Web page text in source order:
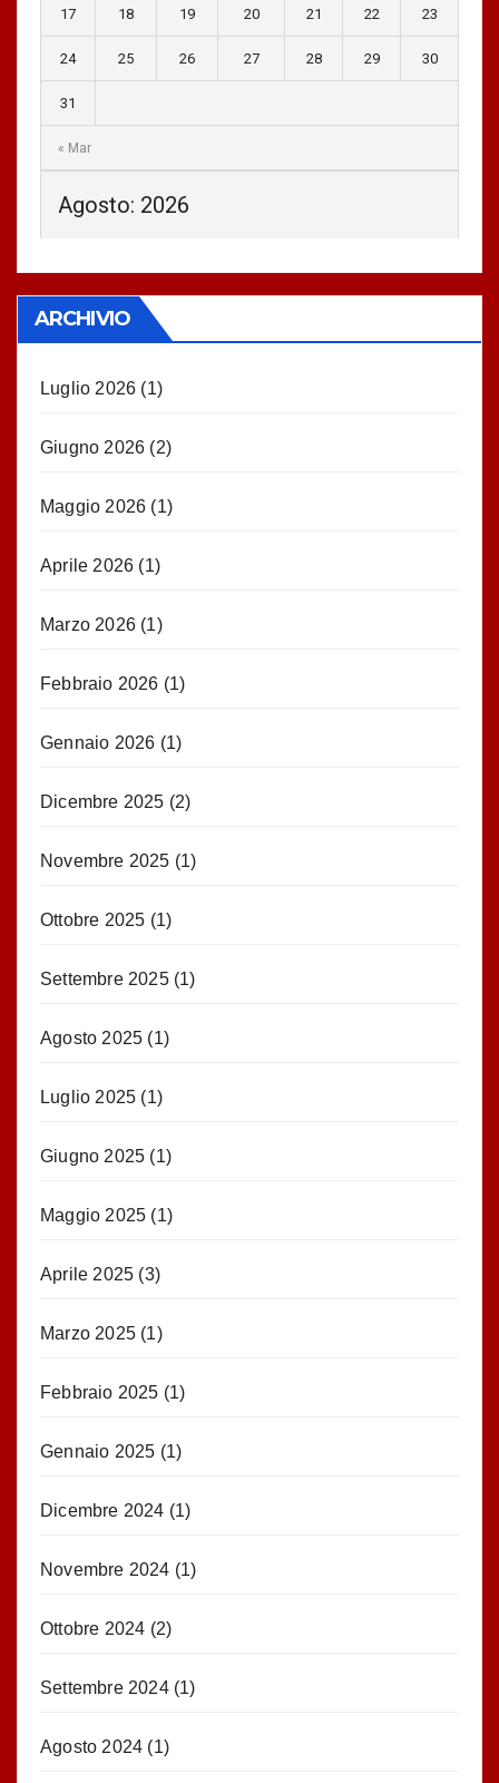
Agosto: 2026
« Mar
17 18 19 20 21 22 23
24 25 26 27 28 29 30
31
ARCHIVIO
Luglio 2026 (1)
Giugno 2026 (2)
Maggio 2026 (1)
Aprile 2026 (1)
Marzo 2026 (1)
Febbraio 2026 (1)
Gennaio 2026 (1)
Dicembre 2025 (2)
Novembre 2025 (1)
Ottobre 2025 (1)
Settembre 2025(1)
Agosto 2025 (1)
Luglio 2025 (1)
Giugno 2025 (1)
Maggio 2025 (1)
Aprile 2025 (3)
Marzo 2025 (1)
Febbraio 2025 (1)
Gennaio 2025 (1)
Dicembre 2024 (1)
Novembre 2024 (1)
Ottobre 2024 (2)
Settembre 2024(1)
Agosto 2024 (1)